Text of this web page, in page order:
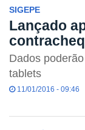
SIGEPE
Lançado
Dados
tablets
11/01/2016 - 09:46